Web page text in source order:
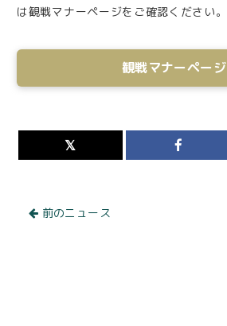
は観戦マナーページをご確認ください。
観戦マナーページ
前のニュース